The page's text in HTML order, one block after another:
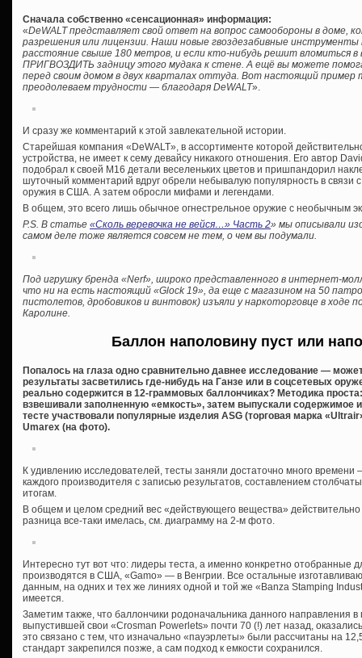
Сначала собственно «сенсационная» информация:
«DeWALT представляет свой ответ на вопрос самообороны в доме,
разрешения или лицензии. Наши новые гвоздезабивные
расстояние свыше 180 метров, и если кто-нибудь решит вломиться
ПРИГВОЗДИТЬ задницу этого мудака к стене. А ещё вы можете
перед своим домом в двух кварталах оттуда. Вот настоящий пример
преодолеваем трудности — благодаря DeWALT».
И сразу же комментарий к этой завлекательной истории.
Старейшая компания «DeWALT», в ассортименте которой
устройства, не имеет к сему девайсу никакого отношения. Его автор
подобрал к своей М16 детали веселеньких цветов и пришпандорил
шуточный комментарий вдруг обрели небывалую популярность в
оружия в США. А затем обросли мифами и легендами.
В общем, это всего лишь обычное огнестрельное оружие с необычным
P.S. В статье «Сколь веревочка не вейся…» Часть 2» мы описывали
самом деле тоже является совсем не тем, о чем вы подумали.
Под игрушку бренда «Nerf», широко представленного в интернет-
что ни на есть настоящий «Glock 19», да еще с магазином на 50
пистолетов, дробовиков и винтовок) изъяли у наркоторговце в ходе
Каролине.
Баллон наполовину пуст или
Попалось на глаза одно сравнительно давнее исследование —
результаты засветились где-нибудь на Ганзе или в соцсетевых
реально содержится в 12-граммовых баллончиках? Методика
взвешивали заполненную «емкость», затем выпускали содержимое
тесте участвовали популярные изделия ASG (торговая марка
Umarex (на фото).
К удивлению исследователей, тесты заняли достаточно много
каждого производителя с записью результатов, составлением
итогам.
В общем и целом средний вес «действующего вещества»
разница все-таки имелась, см. диаграмму на 2-м фото.
Интересно тут вот что: лидеры теста, а именно конкретно отобранные
производятся в США, «Gamo» — в Венгрии. Все остальные
данным, на одних и тех же линиях одной и той же «Banza Stamping
имеется.
Заметим также, что баллончики родоначальника данного направления
выпустившей свои «Crosman Powerlets» почти 70 (!) лет назад,
это связано с тем, что изначально «пауэрлеты» были рассчитаны на
стандарт закрепился позже, а сам подход к емкости сохранился.